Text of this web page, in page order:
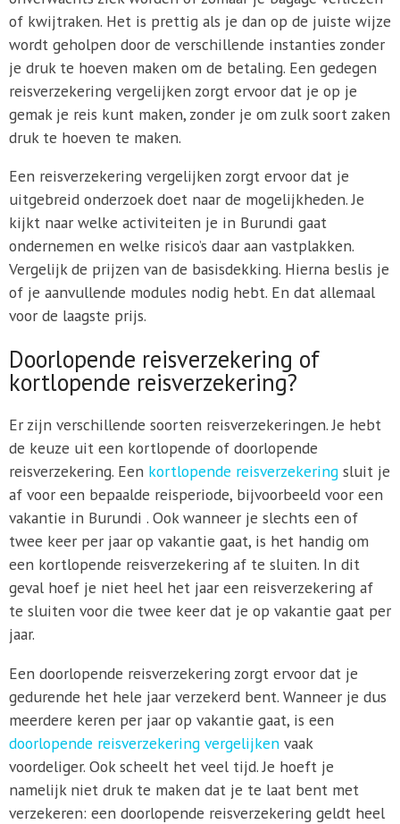
of kwijtraken. Het is prettig als je dan op de juiste wijze
wordt geholpen door de verschillende instanties zonder
je druk te hoeven maken om de betaling. Een gedegen
reisverzekering vergelijken zorgt ervoor dat je op je
gemak je reis kunt maken, zonder je om zulk soort zaken
druk te hoeven te maken.
Een reisverzekering vergelijken zorgt ervoor dat je
uitgebreid onderzoek doet naar de mogelijkheden. Je
kijkt naar welke activiteiten je in Burundi gaat
ondernemen en welke risico’s daar aan vastplakken.
Vergelijk de prijzen van de basisdekking. Hierna beslis je
of je aanvullende modules nodig hebt. En dat allemaal
voor de laagste prijs.
Doorlopende reisverzekering of
kortlopende reisverzekering?
Er zijn verschillende soorten reisverzekeringen. Je hebt
de keuze uit een kortlopende of doorlopende
reisverzekering. Een kortlopende reisverzekeringsluit je
af voor een bepaalde reisperiode, bijvoorbeeld voor een
vakantie in Burundi . Ook wanneer je slechts een of
twee keer per jaar op vakantie gaat, is het handig om
een kortlopende reisverzekering af te sluiten. In dit
geval hoef je niet heel het jaar een reisverzekering af
te sluiten voor die twee keer dat je op vakantie gaat per
jaar.
Een doorlopende reisverzekering zorgt ervoor dat je
gedurende het hele jaar verzekerd bent. Wanneer je dus
meerdere keren per jaar op vakantie gaat, is een
doorlopende reisverzekering vergelijkenvaak
voordeliger. Ook scheelt het veel tijd. Je hoeft je
namelijk niet druk te maken dat je te laat bent met
verzekeren: een doorlopende reisverzekering geldt heel